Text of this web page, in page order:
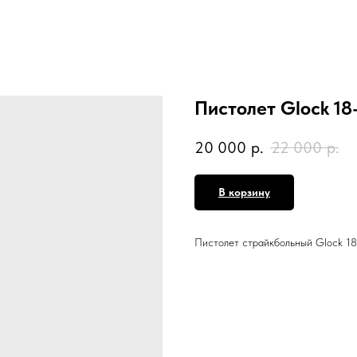
Пистолет Glock
20 000 р. 22 000 р.
В корзину
Пистолет страйкбольный Glock